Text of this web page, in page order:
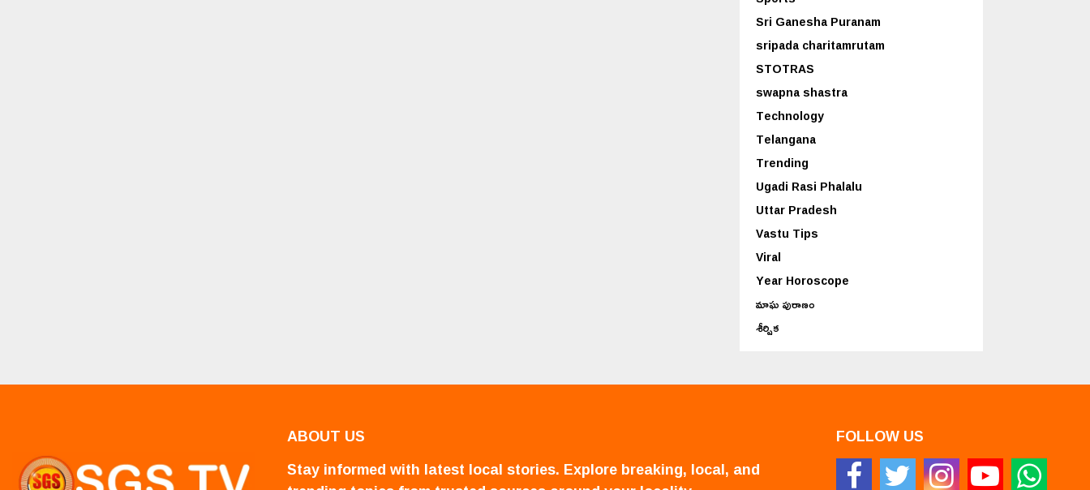
Sri Ganesha Puranam
sripada charitamrutam
STOTRAS
swapna shastra
Technology
Telangana
Trending
Ugadi Rasi Phalalu
Uttar Pradesh
Vastu Tips
Viral
Year Horoscope
మాఘ పురాణం
శీర్షిక
ABOUT US
Stay informed with latest local stories. Explore breaking, local, and
FOLLOW US